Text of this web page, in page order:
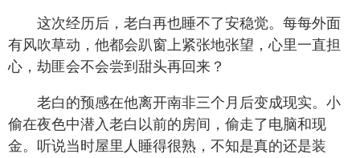
这次经历后，老白再也睡不了安稳觉。每每外面
有风吹草动，他都会趴窗上紧张地张望，心里一直担
心，劫匪会不会尝到甜头再回来？
老白的预感在他离开南非三个月后变成现实。小
偷在夜色中潜入老白以前的房间，偷走了电脑和现
金。听说当时屋里人睡得很熟，不知是真的还是装